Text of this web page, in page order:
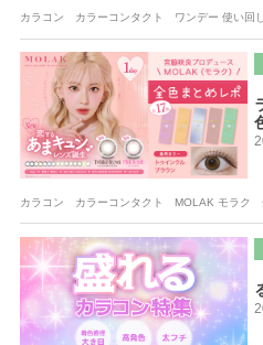
カラコン カラーコンタクト ワンデー 使い回
カラコン カラーコンタクト MOLAK モラ